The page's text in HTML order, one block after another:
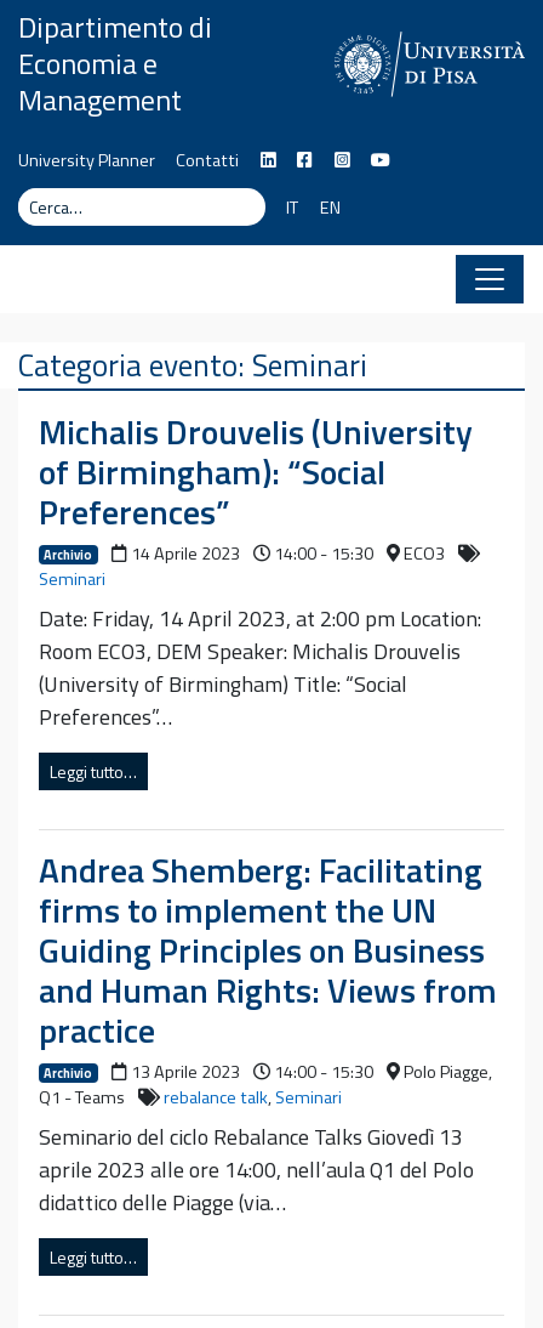
Vai al contenuto
Dipartimento di
Economia e
Management
University Planner
Contatti
Cerca
CercaIT EN
Categoria evento: Seminari
Michalis Drouvelis (University
of Birmingham): “Social
Preferences”
Archivio 14 Aprile 2023 14:00 - 15:30
ECO3
Seminari
Date: Friday, 14 April 2023, at 2:00 pm Location:
Room ECO3, DEM Speaker: Michalis Drouvelis
(University of Birmingham) Title: “Social
Preferences”…
Leggi tutto…
Andrea Shemberg: Facilitating
firms to implement the UN
Guiding Principles on Business
and Human Rights: Views from
practice
Archivio 13 Aprile 2023 14:00 - 15:30
Polo Piagge,
Q1 - Teams
rebalance talk,Seminari
Seminario del ciclo Rebalance Talks Giovedì 13
aprile 2023 alle ore 14:00, nell’aula Q1 del Polo
didattico delle Piagge (via…
Leggi tutto…